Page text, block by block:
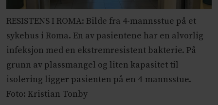
RESISTENS I ROMA: Bilde fra 4-mannsstue på et
sykehus i Roma. En av pasientene har en alvorlig
infeksjon med en ekstremresistent bakterie. På
grunn av plassmangel og liten kapasitet til
isolering ligger pasienten på en 4-mannsstue.
Foto: Kristian Tonby